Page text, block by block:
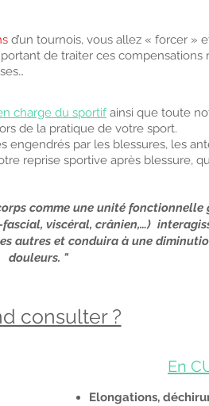
d’un tournois, vous allez « forcer »
de traiter ces
charge du sportifainsi que toute
de la pratique de votre sport.
engendrés par les blessures, les
reprise sportive après blessure,
comme une unité
viscéral, crânien,…)
autres et conduira à une
douleurs. "
consulter ?
En
Elongations,